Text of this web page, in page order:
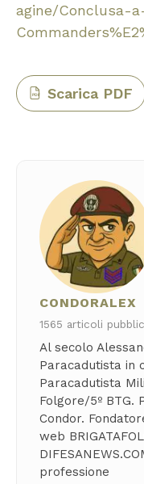
agine/Conclusa-
PDF Scarica PDF
CONDORALEX
1565 articoli
Al secolo
Paracadutista in
Paracadutista
Folgore/5º BTG.
Condor.
web
professione